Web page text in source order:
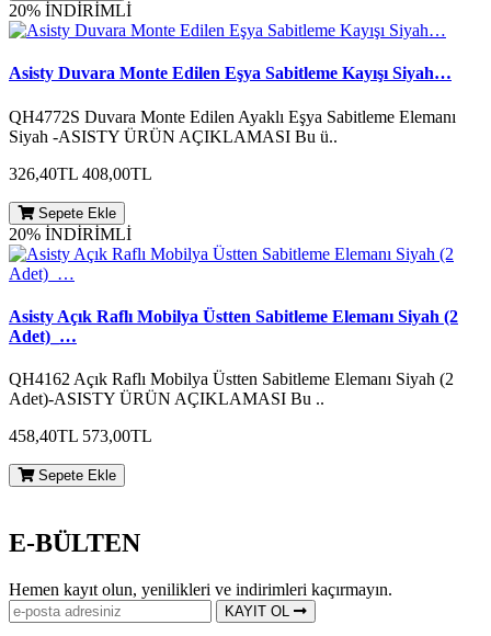
20% İNDİRİMLİ
Asisty Duvara Monte Edilen Eşya Sabitleme Kayışı Siyah…
QH4772S Duvara Monte Edilen Ayaklı Eşya Sabitleme Elemanı
Siyah -ASISTY ÜRÜN AÇIKLAMASI Bu ü..
326,40TL 408,00TL
Sepete Ekle
20% İNDİRİMLİ
Asisty Açık Raflı Mobilya Üstten Sabitleme Elemanı Siyah (2
Adet)_…
QH4162 Açık Raflı Mobilya Üstten Sabitleme Elemanı Siyah (2
Adet)-ASISTY ÜRÜN AÇIKLAMASI Bu ..
458,40TL 573,00TL
Sepete Ekle
E-BÜLTEN
Hemen kayıt olun, yenilikleri ve indirimleri kaçırmayın.
KAYIT OL